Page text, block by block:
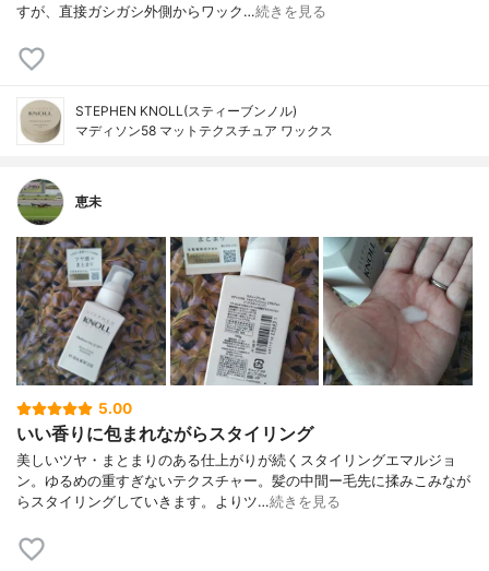
すが、直接ガシガシ外側からワック…続きを見る
STEPHEN KNOLL(スティーブンノル)
マディソン58 マットテクスチュア ワックス
恵未
5.00
いい香りに包まれながらスタイリング
美しいツヤ・まとまりのある仕上がりが続くスタイリングエマルジョ
ン。ゆるめの重すぎないテクスチャー。髪の中間ー毛先に揉みこみなが
らスタイリングしていきます。よりツ…続きを見る